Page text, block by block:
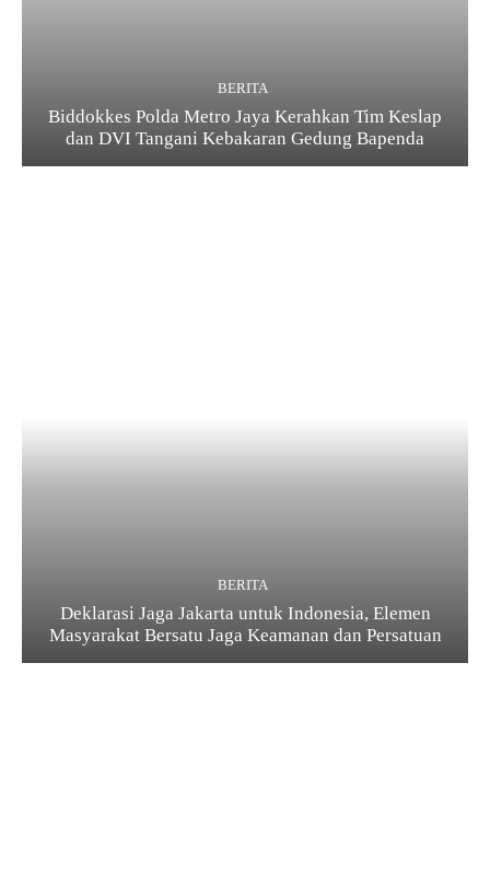
BERITA
Biddokkes Polda Metro Jaya Kerahkan Tim Keslap
dan DVI Tangani Kebakaran Gedung Bapenda
BERITA
Deklarasi Jaga Jakarta untuk Indonesia, Elemen
Masyarakat Bersatu Jaga Keamanan dan Persatuan